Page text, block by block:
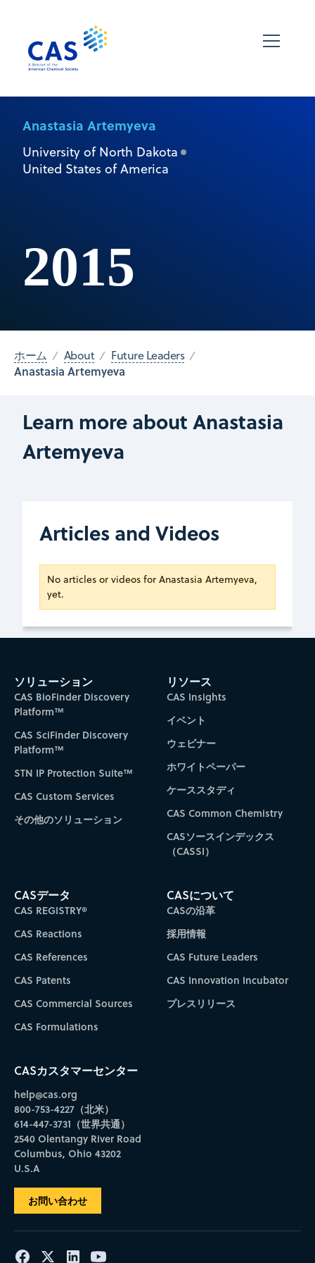
Anastasia Artemyeva
University of North Dakota
United States of America
2015
ホーム About Future Leaders
Anastasia Artemyeva
Learn more about Anastasia
Artemyeva
Articles and Videos
No articles or videos for Anastasia Artemyeva,
yet.
ソリューション
CAS BioFinder Discovery
Platform™
CAS SciFinder Discovery
Platform™
STN IP Protection Suite™
CAS Custom Services
その他のソリューション
リソース
CAS Insights
イベント
ウェビナー
ホワイトペーパー
ケーススタディ
CAS Common Chemistry
CASソースインデックス
（CASSI）
CASデータ
CAS REGISTRY®
CAS Reactions
CAS References
CAS Patents
CAS Commercial Sources
CAS Formulations
CASについて
CASの沿革
採用情報
CAS Future Leaders
CAS Innovation Incubator
プレスリリース
CASカスタマーセンター
help@cas.org
800-753-4227（北米）
614-447-3731（世界共通）
2540 Olentangy River Road
Columbus, Ohio 43202
U.S.A
お問い合わせ